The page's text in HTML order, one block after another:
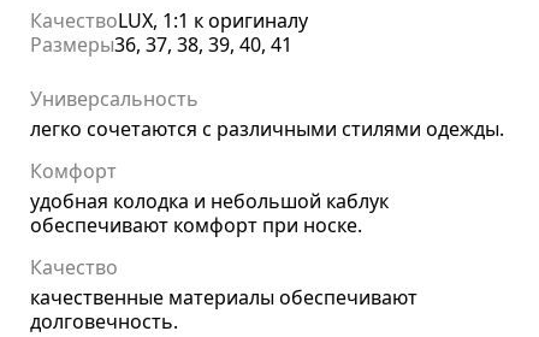
КачествоLUX, 1:1 к оригиналу
Размеры36, 37, 38, 39, 40, 41
Универсальность
легко сочетаются с различными стилями одежды.
Комфорт
удобная колодка и небольшой каблук
обеспечивают комфорт при носке.
Качество
качественные материалы обеспечивают
долговечность.